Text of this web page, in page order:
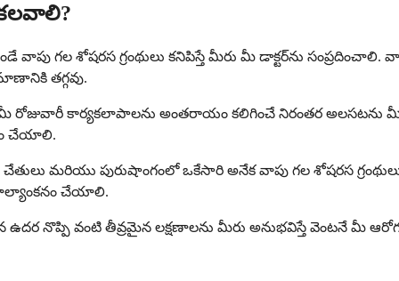
కలవాలి?
గల శోషరస గ్రంథులు కనిపిస్తే మీరు మీ డాక్టర్‌ను సంప్రదించాలి.
తగ్గవు.
రోజువారీ కార్యకలాపాలను అంతరాయం కలిగించే నిరంతర అలసటను
చేయాలి.
మరియు పురుషాంగంలో ఒకేసారి అనేక వాపు గల శోషరస
చేయాలి.
నొప్పి వంటి తీవ్రమైన లక్షణాలను మీరు అనుభవిస్తే వెంటనే మీ ఆరోగ్య